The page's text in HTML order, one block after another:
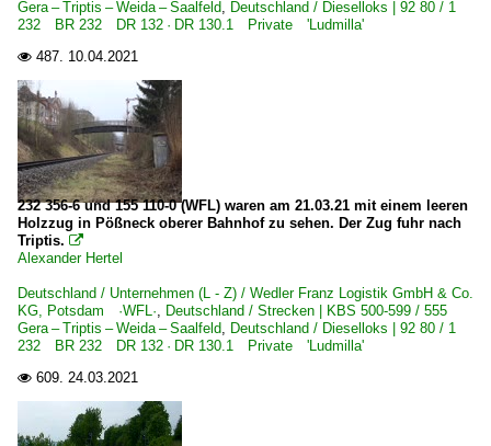
Gera – Triptis – Weida – Saalfeld, Deutschland / Dieselloks | 92 80 / 1
232 BR 232 DR 132 · DR 130.1 Private 'Ludmilla'
 487. 10.04.2021
232 356-6 und 155 110-0 (WFL) waren am 21.03.21 mit einem leeren
Holzzug in Pößneck oberer Bahnhof zu sehen. Der Zug fuhr nach
Triptis. 
Alexander Hertel
Deutschland / Unternehmen (L - Z) / Wedler Franz Logistik GmbH & Co.
KG, Potsdam ·WFL·, Deutschland / Strecken | KBS 500-599 / 555
Gera – Triptis – Weida – Saalfeld, Deutschland / Dieselloks | 92 80 / 1
232 BR 232 DR 132 · DR 130.1 Private 'Ludmilla'
 609. 24.03.2021